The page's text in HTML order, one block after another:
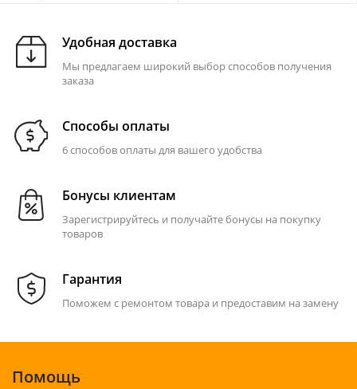
Удобная доставка
Мы предлагаем широкий выбор способов получения
заказа
Способы оплаты
6 способов оплаты для вашего удобства
Бонусы клиентам
Зарегистрируйтесь и получайте бонусы на покупку
товаров
Гарантия
Поможем с ремонтом товара и предоставим на замену
Помощь